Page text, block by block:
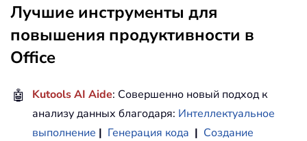
Лучшие инструменты для
повышения продуктивности в
Office
🤖 Kutools AI Aide: Совершенно новый подход к
анализу данных благодаря: Интеллектуальное
выполнение | Генерация кода | Создание